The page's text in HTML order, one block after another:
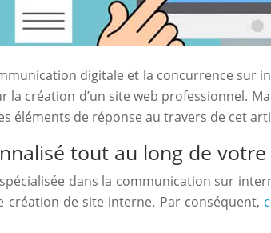
digitale et la concurrence sur
la création d’un site web professionnel.
éléments de réponse au travers de cet
tout au long de
dans la communication sur
de site interne. Par conséquent,